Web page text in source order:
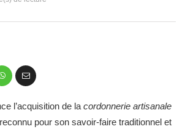
l’acquisition de la cordonnerie artisanale
pour son savoir-faire traditionnel et